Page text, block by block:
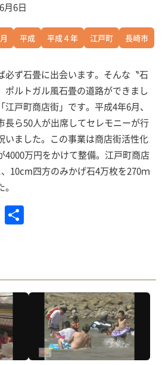
月6日
平成 平成４年 江戸町 長崎市
必ず石畳に出会います。そんな〝石
ポルトガル風石畳の道路ができまし
戸町商店街」です。平成4年6月、
長ら50人が出席してセレモニーが行
いました。この事業は商店街活性化
4000万円をかけて整備。江戸町商店
10cm四方のみかげ石4万枚を270ｍ
E
m
l